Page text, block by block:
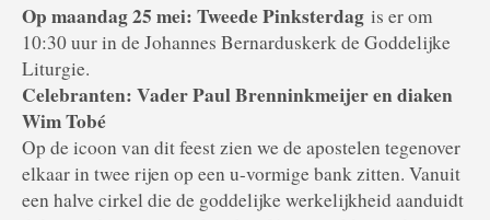
Op maandag 25 mei: Tweede Pinksterdag is er om
10:30 uur in de Johannes Bernarduskerk de Goddelijke
Liturgie.
Celebranten: Vader Paul Brenninkmeijer en diaken
Wim Tobé
Op de icoon van dit feest zien we de apostelen tegenover
elkaar in twee rijen op een u-vormige bank zitten. Vanuit
een halve cirkel die de goddelijke werkelijkheid aanduidt